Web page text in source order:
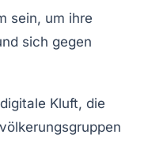
sein, um ihre
sich gegen
Kluft, die